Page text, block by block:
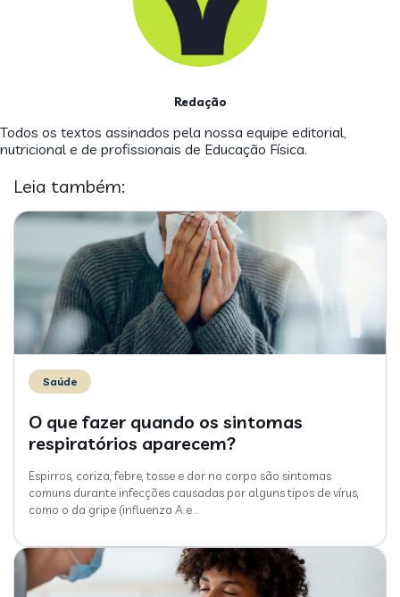
Redação
Todos os textos assinados pela nossa equipe editorial,
nutricional e de profissionais de Educação Física.
Leia também:
Saúde
O que fazer quando os sintomas
respiratórios aparecem?
Espirros, coriza, febre, tosse e dor no corpo são sintomas
comuns durante infecções causadas por alguns tipos de vírus,
como o da gripe (influenza A e…